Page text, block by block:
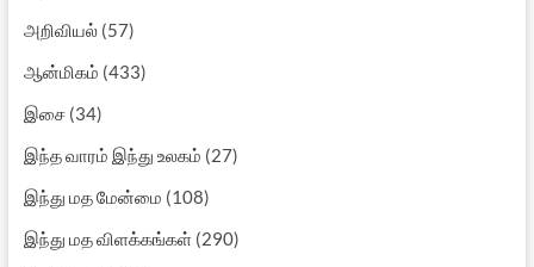
அறிவியல்(57)
ஆன்மிகம் (433)
இசை(34)
இந்த வாரம் இந்து உலகம் (27)
இந்து மத மேன்மை (108)
இந்து மத விளக்கங்கள்(290)